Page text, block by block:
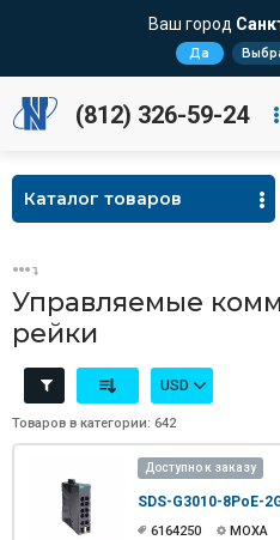
Ваш город
Да
(812) 326-59-24
Каталог товаров
Управляемые
рейки
USD
Товаров в категории: 642
Доступно к заказу
SDS-G3010-8PoE-
6164250 MOXA